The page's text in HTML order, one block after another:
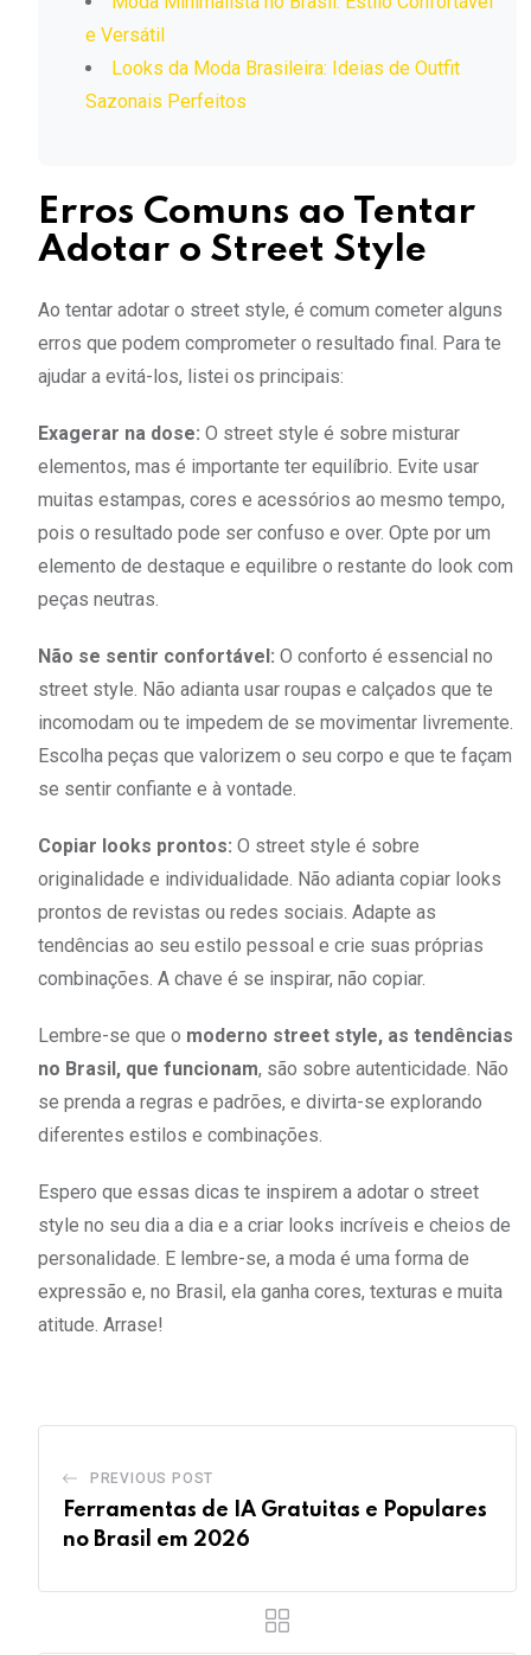
e Versátil
Looks da Moda Brasileira: Ideias de Outfit
Sazonais Perfeitos
Erros Comuns ao Tentar
Adotar o Street Style
Ao tentar adotar o street style, é comum cometer alguns
erros que podem comprometer o resultado final. Para te
ajudar a evitá-los, listei os principais:
Exagerar na dose: O street style é sobre misturar
elementos, mas é importante ter equilíbrio. Evite usar
muitas estampas, cores e acessórios ao mesmo tempo,
pois o resultado pode ser confuso e over. Opte por um
elemento de destaque e equilibre o restante do look com
peças neutras.
Não se sentir confortável: O conforto é essencial no
street style. Não adianta usar roupas e calçados que te
incomodam ou te impedem de se movimentar livremente.
Escolha peças que valorizem o seu corpo e que te façam
se sentir confiante e à vontade.
Copiar looks prontos: O street style é sobre
originalidade e individualidade. Não adianta copiar looks
prontos de revistas ou redes sociais. Adapte as
tendências ao seu estilo pessoal e crie suas próprias
combinações. A chave é se inspirar, não copiar.
Lembre-se que o moderno street style, as tendências
no Brasil, que funcionam, são sobre autenticidade. Não
se prenda a regras e padrões, e divirta-se explorando
diferentes estilos e combinações.
Espero que essas dicas te inspirem a adotar o street
style no seu dia a dia e a criar looks incríveis e cheios de
personalidade. E lembre-se, a moda é uma forma de
expressão e, no Brasil, ela ganha cores, texturas e muita
atitude. Arrase!
PREVIOUS POST
Ferramentas de IA Gratuitas e Populares
no Brasil em 2026